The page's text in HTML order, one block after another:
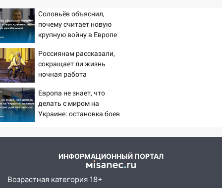
12:20
В Чердаклинском районе
столкнулись «Лада» и Chevrolet:
пострадал 14-летний подросток
12:00
Где есть бензин в Ульяновске 7
августа: список АЗС
11:50
случайно задушил его: суд вынес
приговор
полностью уничтожил дачный дом и
В Госдуме предложили отменить
ЕГЭ с 2027 года
Соловьёв объяснил,
почему считает новую
крупную войну в Европе
Россиянам рассказали,
сокращает ли жизнь
ночная работа
Европа не знает, что
делать с миром на
Украине: остановка боев
ИНФОРМАЦИОННЫЙ ПОРТАЛ
Возрастная категория 18+